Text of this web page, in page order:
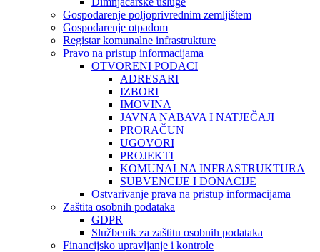
Gospodarenje poljoprivrednim zemljištem
Gospodarenje otpadom
Registar komunalne infrastrukture
Pravo na pristup informacijama
OTVORENI PODACI
ADRESARI
IZBORI
IMOVINA
JAVNA NABAVA I NATJEČAJI
PRORAČUN
UGOVORI
PROJEKTI
KOMUNALNA INFRASTRUKTURA
SUBVENCIJE I DONACIJE
Ostvarivanje prava na pristup informacijama
Zaštita osobnih podataka
GDPR
Službenik za zaštitu osobnih podataka
Financijsko upravljanje i kontrole